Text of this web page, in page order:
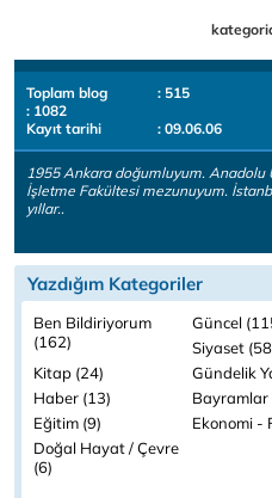
Toplam blog
: 515
: 1082
Kayıt tarihi
: 09.06.06
1955 Ankara doğumluyum. Anadolu
İşletme Fakültesi mezunuyum.
yıllar..
Yazdığım Kategoriler
Ben Bildiriyorum
(162)
Güncel
Siyaset
Kitap (24)
Gündelik
Haber (13)
Bayramlar
Eğitim (9)
Ekonomi -
Doğal Hayat / Çevre
(6)